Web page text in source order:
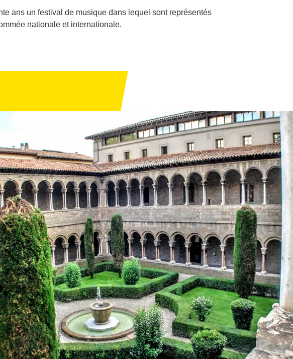
ans un festival de musique dans lequel sont représentés
nationale et internationale.